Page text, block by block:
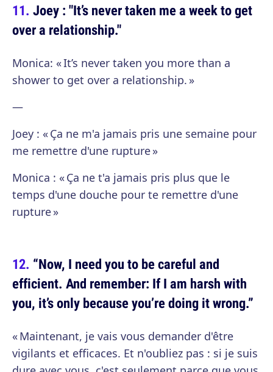
Joey : "It’s never taken me a week to get
over a relationship."
Monica: « It’s never taken you more than a
shower to get over a relationship. »
—
Joey : « Ça ne m'a jamais pris une semaine pour
me remettre d'une rupture »
Monica : « Ça ne t'a jamais pris plus que le
temps d'une douche pour te remettre d'une
rupture »
“Now, I need you to be careful and
efficient. And remember: If I am harsh with
you, it’s only because you’re doing it wrong.”
« Maintenant, je vais vous demander d'être
vigilants et efficaces. Et n'oubliez pas : si je suis